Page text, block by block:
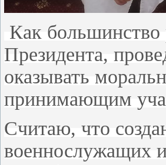
Как большинство
Президента,
оказывать
принимающим
Считаю, что
военнослужащих